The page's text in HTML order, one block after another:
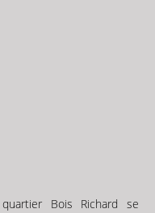
Bois Richard se